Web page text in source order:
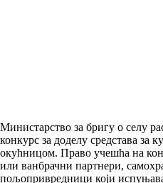
Министарство за бригу о селу
конкурс за доделу средстава за
окућницом. Право учешћа на
или ванбрачни партнери,
пољопривредници који